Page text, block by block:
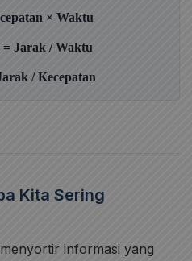
× Waktu
Jarak / Waktu
/ Kecepatan
Kita Sering
informasi yang